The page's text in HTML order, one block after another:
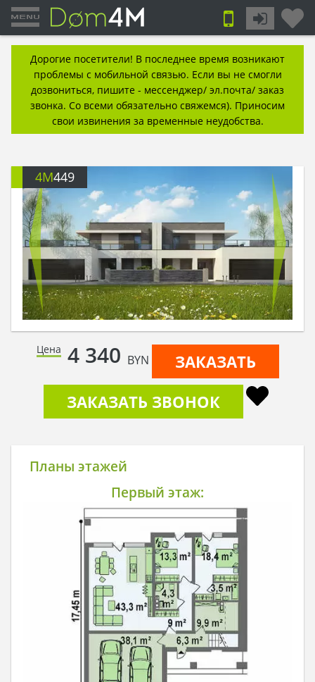
Дорогие посетители! В последнее время возникают
проблемы с мобильной связью. Если вы не смогли
дозвониться, пишите - мессенджер/ эл.почта/ заказ
звонка. Со всеми обязательно свяжемся). Приносим
свои извинения за временные неудобства.
4M449
Цена 4 340 BYN
ЗАКАЗАТЬ
ЗАКАЗАТЬ ЗВОНОК
Планы этажей
Первый этаж: